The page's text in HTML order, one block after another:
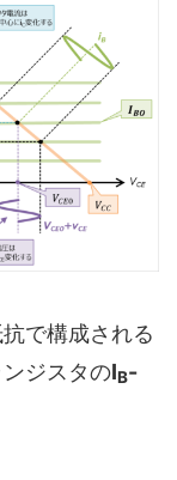
で構成される
ジスタのIB-